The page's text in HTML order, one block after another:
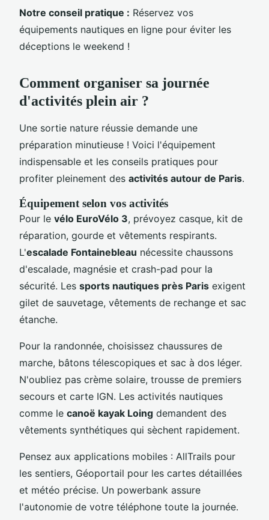
Notre conseil pratique : Réservez vos
équipements nautiques en ligne pour éviter les
déceptions le weekend !
Comment organiser sa journée
d'activités plein air ?
Une sortie nature réussie demande une
préparation minutieuse ! Voici l'équipement
indispensable et les conseils pratiques pour
profiter pleinement des activités autour de Paris.
Équipement selon vos activités
Pour le vélo EuroVélo 3, prévoyez casque, kit de
réparation, gourde et vêtements respirants.
L'escalade Fontainebleau nécessite chaussons
d'escalade, magnésie et crash-pad pour la
sécurité. Les sports nautiques près Paris exigent
gilet de sauvetage, vêtements de rechange et sac
étanche.
Pour la randonnée, choisissez chaussures de
marche, bâtons télescopiques et sac à dos léger.
N'oubliez pas crème solaire, trousse de premiers
secours et carte IGN. Les activités nautiques
comme le canoë kayak Loing demandent des
vêtements synthétiques qui sèchent rapidement.
Pensez aux applications mobiles : AllTrails pour
les sentiers, Géoportail pour les cartes détaillées
et météo précise. Un powerbank assure
l'autonomie de votre téléphone toute la journée.